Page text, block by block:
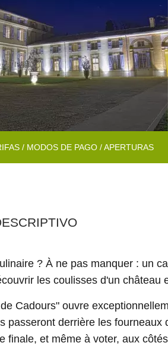
/ MODOS DE PAGO / APERTURAS
? À ne pas manquer : un
les coulisses d'un château
Cadours" ouvre
passeront derrière les fourneaux
finale, et même à voter, aux